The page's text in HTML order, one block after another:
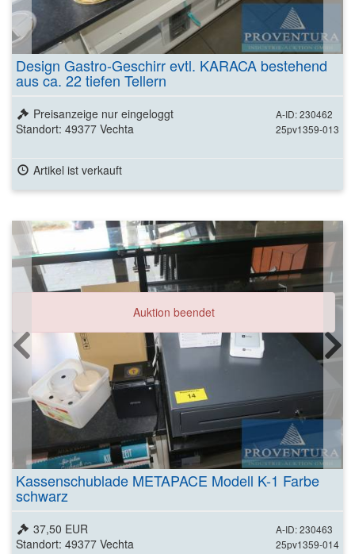
Design Gastro-Geschirr evtl. KARACA bestehend
aus ca. 22 tiefen Tellern
A-ID: 230462
25pv1359-013
Preisanzeige nur eingeloggt
Standort: 49377 Vechta
Artikel ist verkauft
Auktion beendet
Kassenschublade METAPACE Modell K-1 Farbe
schwarz
A-ID: 230463
25pv1359-014
37,50 EUR
Standort: 49377 Vechta